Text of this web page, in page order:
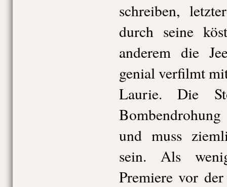
schreiben,
durch seine
anderem die
genial verfilmt
Laurie. Die
und muss
sein. Als
Premiere vor